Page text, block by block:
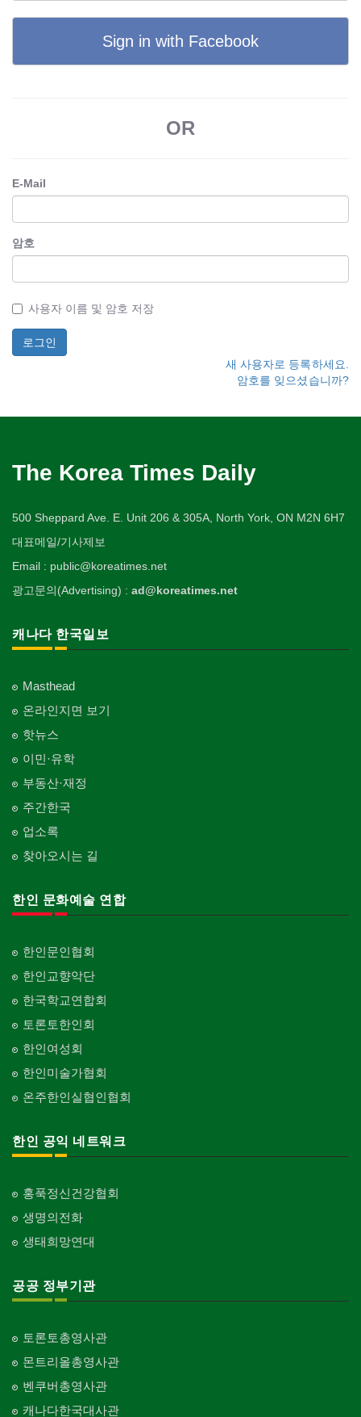
Sign in with Facebook
OR
E-Mail
암호
사용자 이름 및 암호 저장
새 사용자로 등록하세요.
암호를 잊으셨습니까?
The Korea Times Daily
500 Sheppard Ave. E. Unit 206 & 305A, North York, ON M2N 6H7
대표메일/기사제보
Email : public@koreatimes.net
광고문의(Advertising) : ad@koreatimes.net
캐나다 한국일보
Masthead
온라인지면 보기
핫뉴스
이민·유학
부동산·재정
주간한국
업소록
찾아오시는 길
한인 문화예술 연합
한인문인협회
한인교향악단
한국학교연합회
토론토한인회
한인여성회
한인미술가협회
온주한인실협인협회
한인 공익 네트워크
홍푹정신건강협회
생명의전화
생태희망연대
공공 정부기관
토론토총영사관
몬트리올총영사관
벤쿠버총영사관
캐나다한국대사관